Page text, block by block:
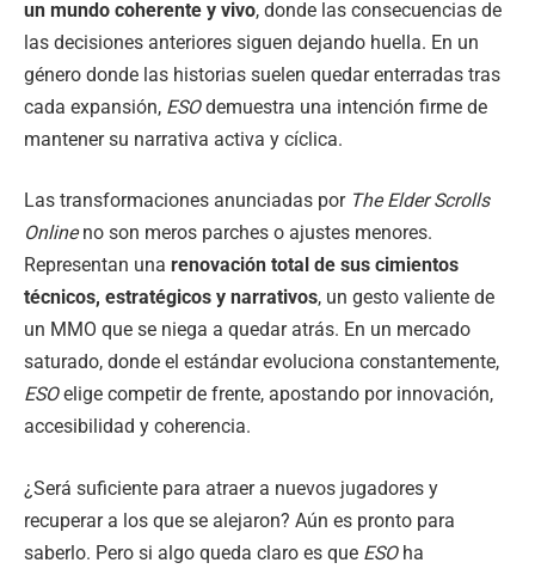
un mundo coherente y vivo, donde las consecuencias de
las decisiones anteriores siguen dejando huella. En un
género donde las historias suelen quedar enterradas tras
cada expansión, ESOdemuestra una intención firme de
mantener su narrativa activa y cíclica.
Las transformaciones anunciadas por The Elder Scrolls
Onlineno son meros parches o ajustes menores.
Representan una renovación total de sus cimientos
técnicos, estratégicos y narrativos, un gesto valiente de
un MMO que se niega a quedar atrás. En un mercado
saturado, donde el estándar evoluciona constantemente,
ESOelige competir de frente, apostando por innovación,
accesibilidad y coherencia.
¿Será suficiente para atraer a nuevos jugadores y
recuperar a los que se alejaron? Aún es pronto para
saberlo. Pero si algo queda claro es que ESOha